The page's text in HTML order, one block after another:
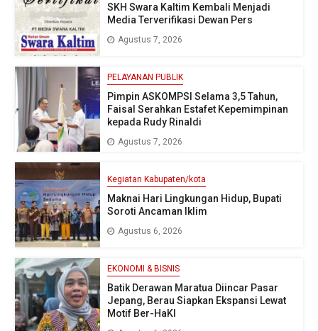
SKH Swara Kaltim Kembali Menjadi
Media Terverifikasi Dewan Pers
Agustus 7, 2026
PELAYANAN PUBLIK
Pimpin ASKOMPSI Selama 3,5 Tahun,
Faisal Serahkan Estafet Kepemimpinan
kepada Rudy Rinaldi
Agustus 7, 2026
Kegiatan Kabupaten/kota
Maknai Hari Lingkungan Hidup, Bupati
Soroti Ancaman Iklim
Agustus 6, 2026
EKONOMI & BISNIS
Batik Derawan Maratua Diincar Pasar
Jepang, Berau Siapkan Ekspansi Lewat
Motif Ber-HaKI